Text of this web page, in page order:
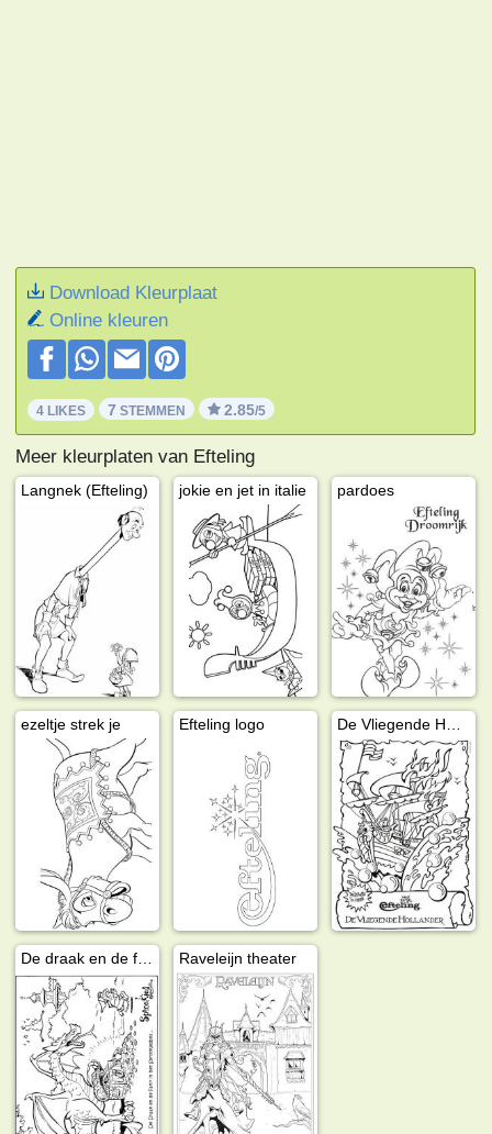
Download Kleurplaat
Online kleuren
4 LIKES 7 STEMMEN 2.85/5
Meer kleurplaten van Efteling
Langnek (Efteling) jokie en jet in italie pardoes
ezeltje strek je Efteling logo
Raveleijn theater